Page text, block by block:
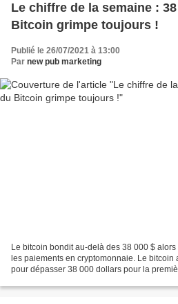
Le chiffre de la semaine :
Bitcoin grimpe toujours !
Publié le 26/07/2021 à 13:00
Par new pub marketing
Le bitcoin bondit au-delà des 38 000 $
les paiements en cryptomonnaie. Le
pour dépasser 38 000 dollars pour la